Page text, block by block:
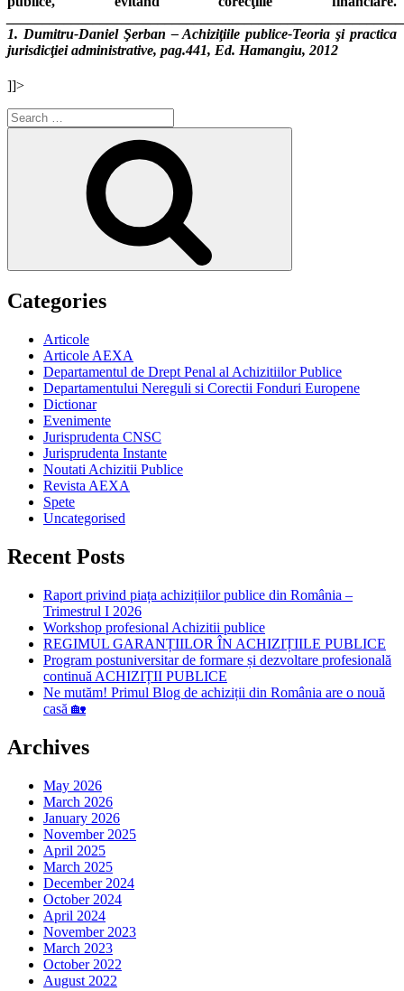
1. Dumitru-Daniel Şerban – Achiziţiile publice-Teoria şi practica
jurisdicţiei administrative, pag.441, Ed. Hamangiu, 2012
]]>
Search
for:
Categories
Articole
Articole AEXA
Departamentul de Drept Penal al Achizitiilor Publice
Departamentului Nereguli si Corectii Fonduri Europene
Dictionar
Evenimente
Jurisprudenta CNSC
Jurisprudenta Instante
Noutati Achizitii Publice
Revista AEXA
Spete
Uncategorised
Recent Posts
Raport privind piața achizițiilor publice din România –
Trimestrul I 2026
Workshop profesional Achizitii publice
REGIMUL GARANȚIILOR ÎN ACHIZIȚIILE PUBLICE
Program postuniversitar de formare și dezvoltare profesională
continuă ACHIZIȚII PUBLICE
Ne mutăm! Primul Blog de achiziții din România are o nouă
casă 🏡
Archives
May 2026
March 2026
January 2026
November 2025
April 2025
March 2025
December 2024
October 2024
April 2024
November 2023
March 2023
October 2022
August 2022